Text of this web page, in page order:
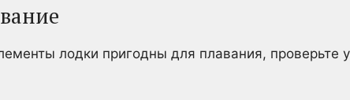
лодки пригодны для плавания, проверьте